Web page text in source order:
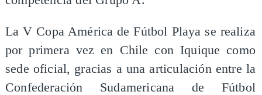
La V Copa América de Fútbol Playa se realiza
por primera vez en Chile con Iquique como
sede oficial, gracias a una articulación entre la
Confederación Sudamericana de Fútbol